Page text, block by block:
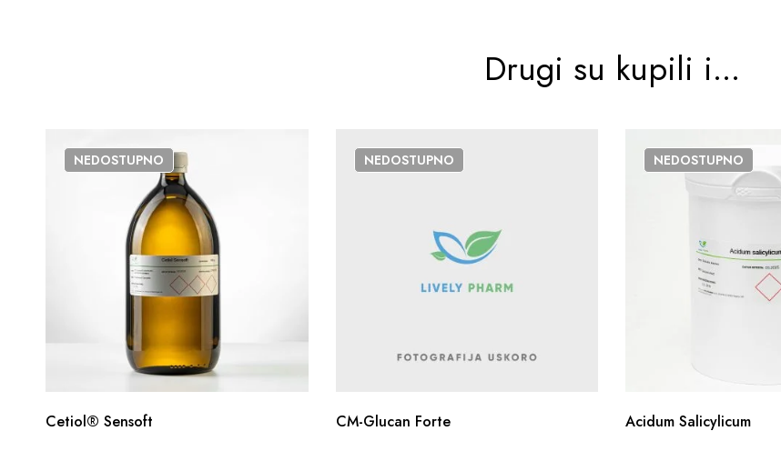
Drugi su kupili i...
NEDOSTUPNO
Cetiol® Sensoft
NEDOSTUPNO
CM-Glucan Forte
NEDOSTUPNO
Acidum Salicylicum